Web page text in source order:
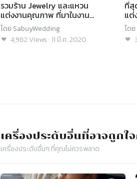
รวมร้าน Jewelry และแหวน
แต่งงานคุณภาพ ที่มาในงาน
SabuyWedding Festival 2020!
โดย SabuyWedding
4,982 Views ·11 มี.ค. 2020
ที่สุ
แต่
โดย
เครื่องประดับอื่นที่อาจถูกใ
เครื่องประดับอื่นๆ ที่คุณไม่ควรพลาด